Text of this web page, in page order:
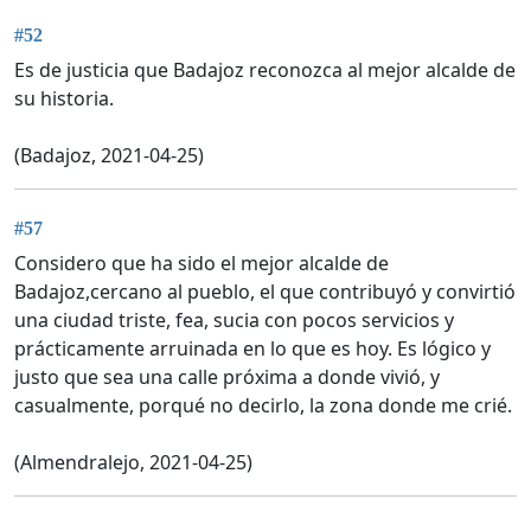
#52
Es de justicia que Badajoz reconozca al mejor alcalde de
su historia.
(Badajoz, 2021-04-25)
#57
Considero que ha sido el mejor alcalde de
Badajoz,cercano al pueblo, el que contribuyó y convirtió
una ciudad triste, fea, sucia con pocos servicios y
prácticamente arruinada en lo que es hoy. Es lógico y
justo que sea una calle próxima a donde vivió, y
casualmente, porqué no decirlo, la zona donde me crié.
(Almendralejo, 2021-04-25)